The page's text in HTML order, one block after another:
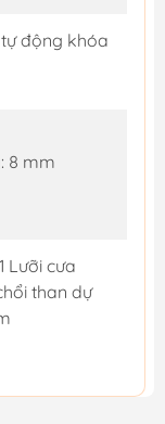
động khóa
8 mm
Lưỡi cưa
than dự